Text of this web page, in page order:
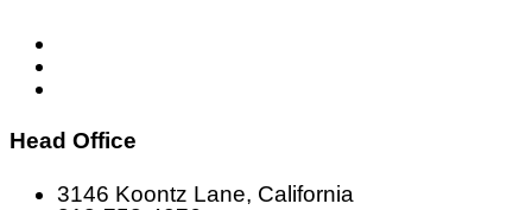
Head Office
3146 Koontz Lane, California